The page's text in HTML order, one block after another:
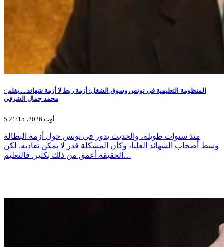
المنظومة التعليمية في تونس وسوق الشغل: أزمة ربط لا أزمة شهائد.....بقلم :
محمد جمال الشرفي
5 أوت 2026، 21:15
منذ سنوات طويلة، والحديث يدور في تونس حول أزمة البطالة
وسط أصحاب الشهائد العليا، وكأن المشكلة قدر لا يمكن تفاديه. لكن
الحقيقة أعمق من ذلك بكثير. فالتعليم…